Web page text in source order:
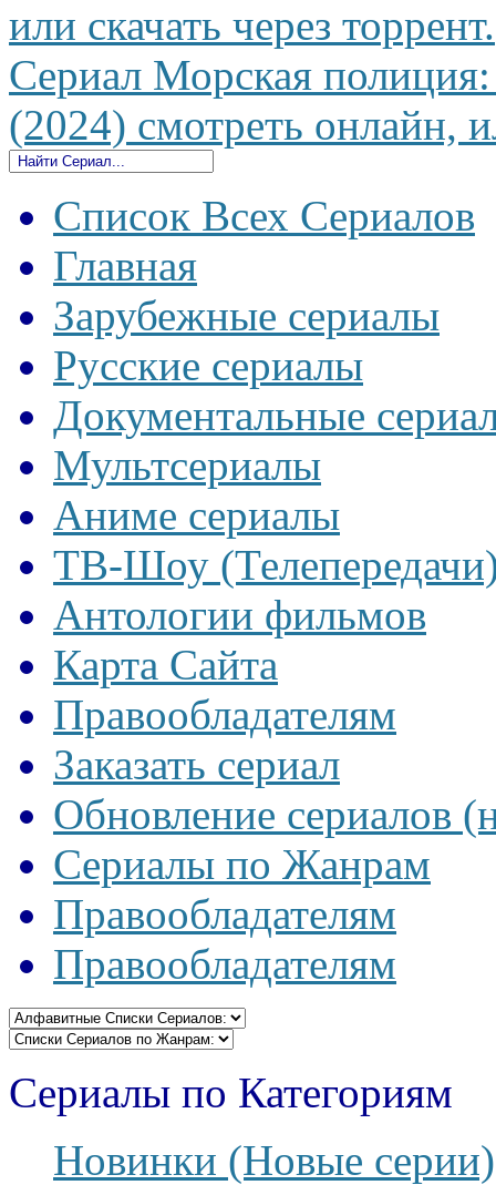
или скачать через торрент.
Сериал Морская
(2024) смотреть онлайн,
Список Всех Сериалов
Главная
Зарубежные сериалы
Русские сериалы
Документальные
Мультсериалы
Аниме сериалы
ТВ-Шоу
Антологии фильмов
Карта Сайта
Правообладателям
Заказать сериал
Обновление сериалов
Сериалы по Жанрам
Правообладателям
Правообладателям
Сериалы по Категориям
Новинки (Новые серии)